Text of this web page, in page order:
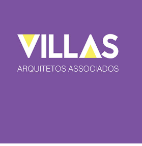
Associados